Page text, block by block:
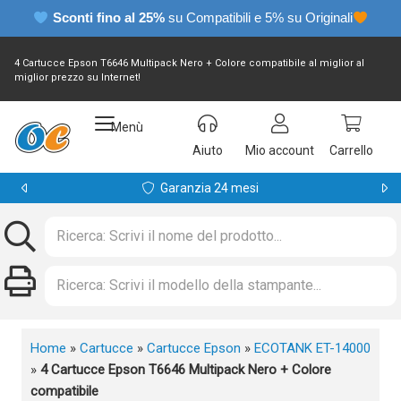
Sconti fino al 25% su Compatibili e 5% su Originali
4 Cartucce Epson T6646 Multipack Nero + Colore compatibile al miglior al
miglior prezzo su Internet!
Menù
Aiuto
Mio account Carrello
Garanzia 24 mesi
Home » Cartucce » Cartucce Epson » ECOTANK ET-14000
» 4 Cartucce Epson T6646 Multipack Nero + Colore
compatibile